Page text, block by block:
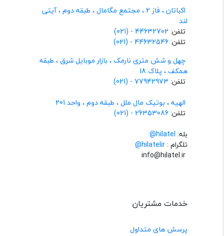
اکباتان ، فاز 2 ، مجتمع مگامال ، طبقه دوم ، آیتی
لند
تلفن: 44632702 - (021)
تلفن:44632546 - (021)
چهل و شش متری نارمک ، بازار موبایل شرق ، طبقه
همکف ، پلاک 18
تلفن: 77942973 - (021)
الهیه ، بوتیک مال ملل ، طبقه دوم ، واحد 201
تلفن:26353086 - (021)
بله: hilatel@
تلگرام :@hilatelir
خدمات مشتریان
پرسش های متداول